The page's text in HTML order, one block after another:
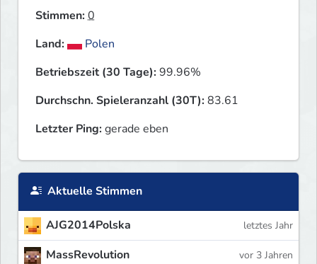
Stimmen:0
Land:
Polen
Betriebszeit (30 Tage):99.96%
Durchschn. Spieleranzahl (30T):83.61
Letzter Ping:gerade eben
Aktuelle Stimmen
AJG2014Polska letztes Jahr
MassRevolution vor 3 Jahren